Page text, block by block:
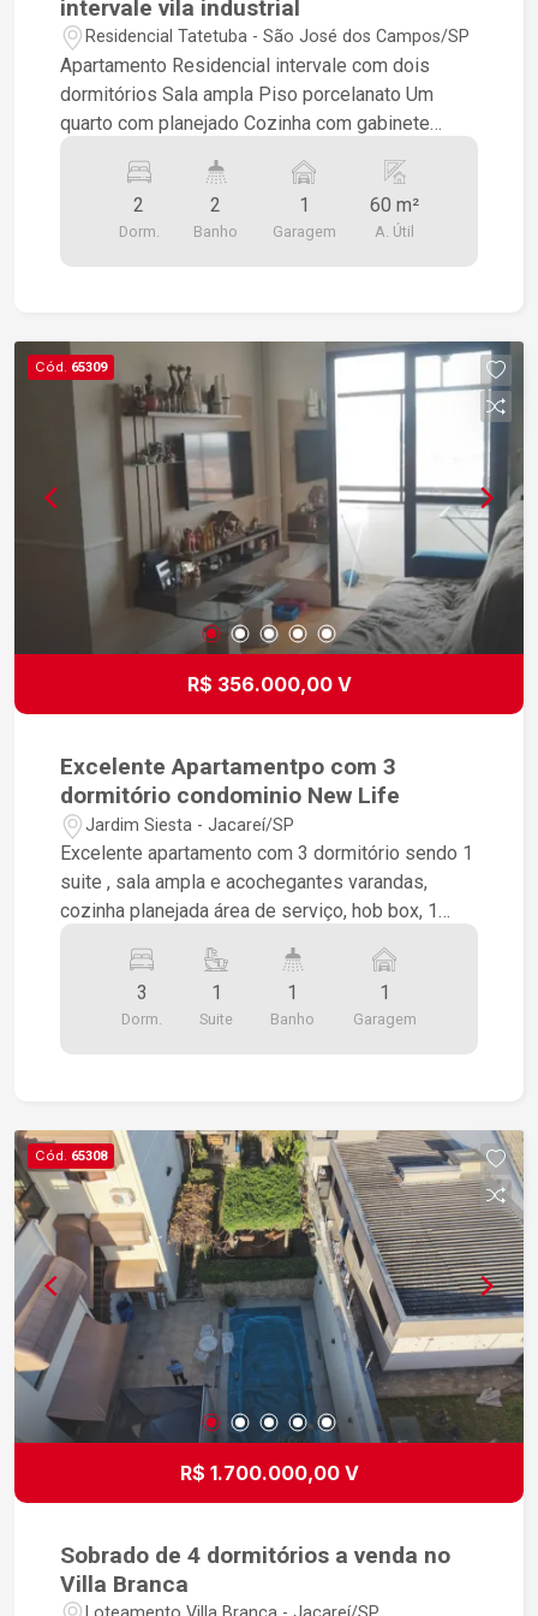
intervale vila industrial
Residencial Tatetuba - São José dos Campos/SP
Apartamento Residencial intervale com dois
dormitórios Sala ampla Piso porcelanato Um
quarto com planejado Cozinha com gabinete
poliesportivo Playground Horta comunitária
2
Dorm.
2
Banho
1
Garagem
60 m²
A. Útil
Cód. 65309
R$ 356.000,00 V
Excelente Apartamentpo com 3
dormitório condominio New Life
Jardim Siesta - Jacareí/SP
Excelente apartamento com 3 dormitório sendo 1
suite , sala ampla e acochegantes varandas,
cozinha planejada área de serviço, hob box, 1
vida em uma localização estrategica da cidade
Com 76 m² de área privativa, o imovel possui
ambientes
3
Dorm.
1
Suite
1
Banho
1
Garagem
Cód. 65308
R$ 1.700.000,00 V
Sobrado de 4 dormitórios a venda no
Villa Branca